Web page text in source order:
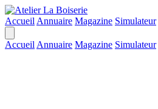
Accueil Annuaire Magazine Simulateur
Accueil Annuaire Magazine Simulateur